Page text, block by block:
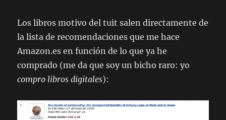
Los libros motivo del tuit salen directamente de
la lista de recomendaciones que me hace
Amazon.es en función de lo que ya he
comprado (me da que soy un bicho raro: yo
compro libros digitales):